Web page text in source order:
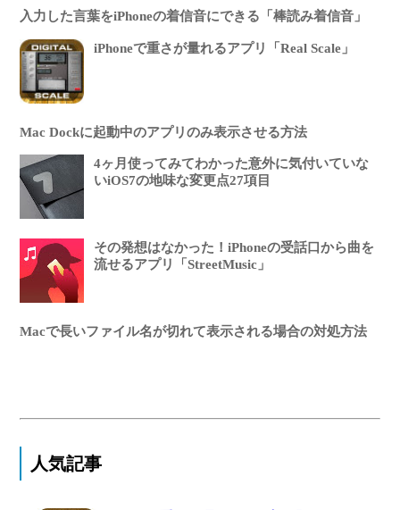
入力した言葉をiPhoneの着信音にできる「棒読み着信音」
iPhoneで重さが量れるアプリ「Real Scale」
Mac Dockに起動中のアプリのみ表示させる方法
4ヶ月使ってみてわかった意外に気付いていな
いiOS7の地味な変更点27項目
その発想はなかった！iPhoneの受話口から曲を
流せるアプリ「StreetMusic」
Macで長いファイル名が切れて表示される場合の対処方法
人気記事